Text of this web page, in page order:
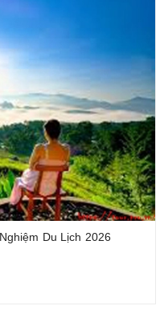
Du Lịch 2026